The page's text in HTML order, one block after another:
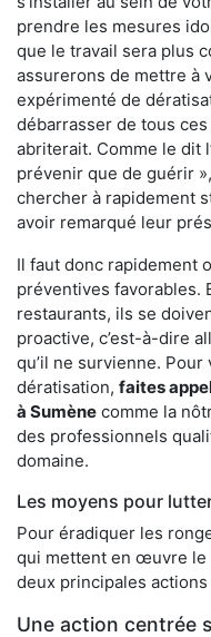
prendre les mesures
que le travail sera plus
assurerons de mettre à
expérimenté de
débarrasser de tous
abriterait. Comme le dit
prévenir que de guérir
chercher à rapidement
avoir remarqué leur
Il faut donc rapidement
préventives favorables.
restaurants, ils se
proactive, c’est-à-dire
qu’il ne survienne.
dératisation, faites
à Sumène comme la
des professionnels
domaine.
Les moyens pour
Pour éradiquer les
qui mettent en œuvre le
deux principales
Une action centrée